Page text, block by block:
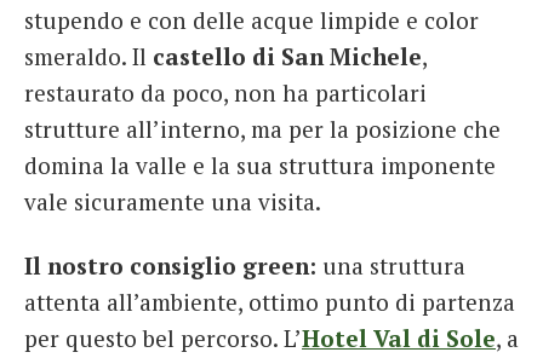
stupendo e con delle acque limpide e color
smeraldo. Il castello di San Michele,
restaurato da poco, non ha particolari
strutture all’interno, ma per la posizione che
domina la valle e la sua struttura imponente
vale sicuramente una visita.
Il nostro consiglio green: una struttura
attenta all’ambiente, ottimo punto di partenza
per questo bel percorso. L’Hotel Val di Sole, a